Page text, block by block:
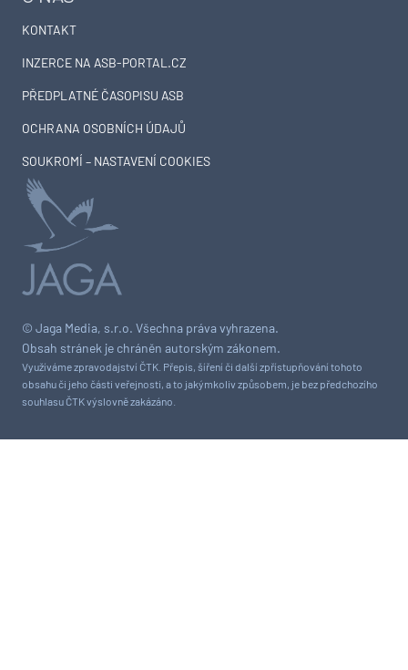
© Jaga Media, s.r.o. Všechna práva vyhrazena.
Obsah stránek je chráněn autorským zákonem.
Využíváme zpravodajství ČTK. Přepis, šíření či další zpřístupňování tohoto
obsahu či jeho části veřejnosti, a to jakýmkoliv způsobem, je bez předchozího
souhlasu ČTK výslovně zakázáno.
KONTAKT
INZERCE NA ASB-PORTAL.CZ
PŘEDPLATNÉ ČASOPISU ASB
OCHRANA OSOBNÍCH ÚDAJŮ
SOUKROMÍ – NASTAVENÍ COOKIES